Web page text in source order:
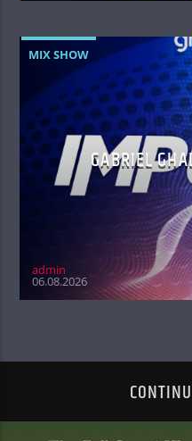
MIX SHOW
GABRIEL
admin
06.08.2026